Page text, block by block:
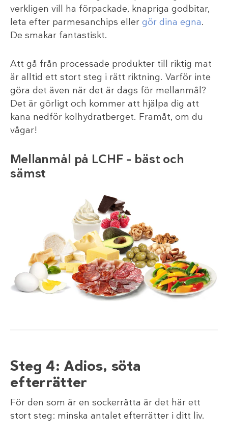
verkligen vill ha förpackade, knapriga godbitar,
leta efter parmesanchips eller gör dina egna.
De smakar fantastiskt.
Att gå från processade produkter till riktig mat
är alltid ett stort steg i rätt riktning. Varför inte
göra det även när det är dags för mellanmål?
Det är görligt och kommer att hjälpa dig att
kana nedför kolhydratberget. Framåt, om du
vågar!
Mellanmål på LCHF – bäst och
sämst
Steg 4: Adios, söta
efterrätter
För den som är en sockerråtta är det här ett
stort steg: minska antalet efterrätter i ditt liv.